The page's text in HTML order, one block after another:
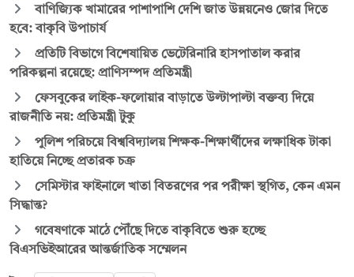
বাণিজ্যিক খামারের পাশাপাশি দেশি জাত উন্নয়নেও জোর দিতে
হবে: বাকৃবি উপাচার্য
প্রতিটি বিভাগে বিশেষায়িত ভেটেরিনারি হাসপাতাল করার
পরিকল্পনা রয়েছে: প্রাণিসম্পদ প্রতিমন্ত্রী
ফেসবুকের লাইক-ফলোয়ার বাড়াতে উল্টাপাল্টা বক্তব্য দিয়ে
রাজনীতি নয়: প্রতিমন্ত্রী টুকু
পুলিশ পরিচয়ে বিশ্ববিদ্যালয় শিক্ষক-শিক্ষার্থীদের লক্ষাধিক টাকা
হাতিয়ে নিচ্ছে প্রতারক চক্র
সেমিস্টার ফাইনালে খাতা বিতরণের পর পরীক্ষা স্থগিত, কেন এমন
সিদ্ধান্ত?
গবেষণাকে মাঠে পৌঁছে দিতে বাকৃবিতে শুরু হচ্ছে
বিএসভিইআরের আন্তর্জাতিক সম্মেলন